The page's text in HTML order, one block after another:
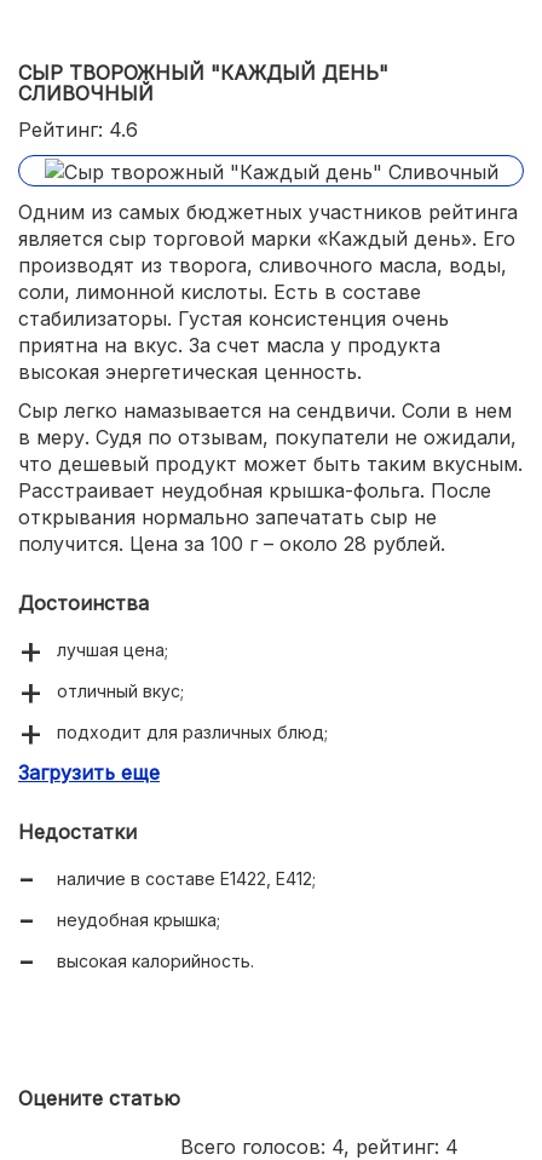
СЫР ТВОРОЖНЫЙ "КАЖДЫЙ ДЕНЬ"
СЛИВОЧНЫЙ
Рейтинг: 4.6
Одним из самых бюджетных участников рейтинга
является сыр торговой марки «Каждый день». Его
производят из творога, сливочного масла, воды,
соли, лимонной кислоты. Есть в составе
стабилизаторы. Густая консистенция очень
приятна на вкус. За счет масла у продукта
высокая энергетическая ценность.
Сыр легко намазывается на сендвичи. Соли в нем
в меру. Судя по отзывам, покупатели не ожидали,
что дешевый продукт может быть таким вкусным.
Расстраивает неудобная крышка-фольга. После
открывания нормально запечатать сыр не
получится. Цена за 100 г – около 28 рублей.
Достоинства
лучшая цена;
отличный вкус;
подходит для различных блюд;
хорошо размазывается.
Загрузить еще
Недостатки
наличие в составе Е1422, Е412;
неудобная крышка;
высокая калорийность.
Оцените статью
Всего голосов: 4, рейтинг: 4